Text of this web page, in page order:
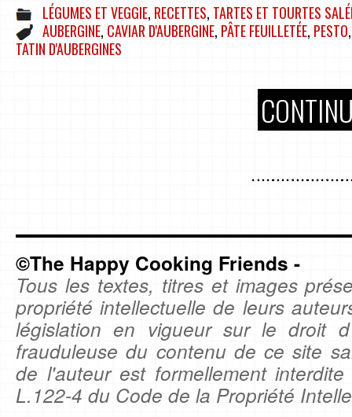
LÉGUMES ET VEGGIE, RECETTES, TARTES ET TOURTES
AUBERGINE, CAVIAR D'AUBERGINE, PÂTE FEUILLETÉE, PESTO
TATIN D'AUBERGINES
©The Happy Cooking Friends -
Tous les textes, titres et images
propriété intellectuelle de leurs
législation en vigueur sur le droit
frauduleuse du contenu de ce site
de l'auteur est formellement
L.122-4 du Code de la Propriété